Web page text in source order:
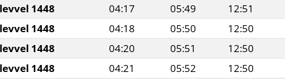
1448 04:17 05:49 12:51
1448 04:18 05:50 12:50
1448 04:20 05:51 12:50
1448 04:21 05:52 12:50